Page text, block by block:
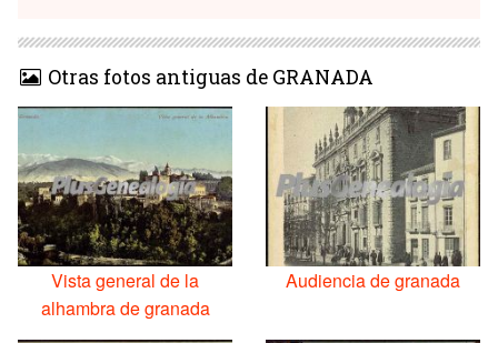
Otras fotos antiguas de GRANADA
Vista general de la
alhambra de granada
Audiencia de granada